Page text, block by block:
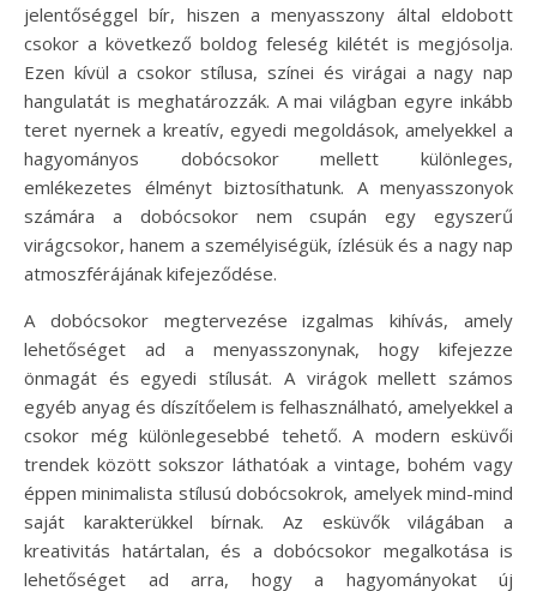
jelentőséggel bír, hiszen a menyasszony által eldobott
csokor a következő boldog feleség kilétét is megjósolja.
Ezen kívül a csokor stílusa, színei és virágai a nagy nap
hangulatát is meghatározzák. A mai világban egyre inkább
teret nyernek a kreatív, egyedi megoldások, amelyekkel a
hagyományos dobócsokor mellett különleges,
emlékezetes élményt biztosíthatunk. A menyasszonyok
számára a dobócsokor nem csupán egy egyszerű
virágcsokor, hanem a személyiségük, ízlésük és a nagy nap
atmoszférájának kifejeződése.
A dobócsokor megtervezése izgalmas kihívás, amely
lehetőséget ad a menyasszonynak, hogy kifejezze
önmagát és egyedi stílusát. A virágok mellett számos
egyéb anyag és díszítőelem is felhasználható, amelyekkel a
csokor még különlegesebbé tehető. A modern esküvői
trendek között sokszor láthatóak a vintage, bohém vagy
éppen minimalista stílusú dobócsokrok, amelyek mind-mind
saját karakterükkel bírnak. Az esküvők világában a
kreativitás határtalan, és a dobócsokor megalkotása is
lehetőséget ad arra, hogy a hagyományokat új